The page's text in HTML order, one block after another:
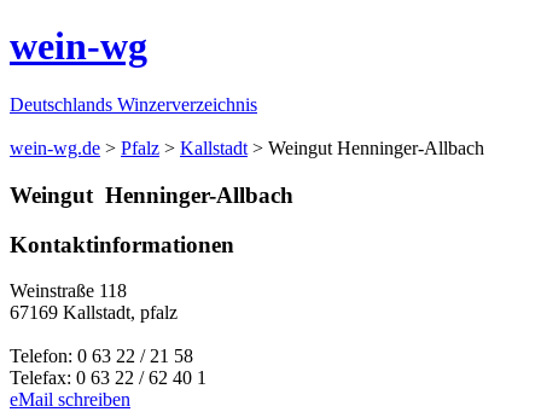
wein-wg
Deutschlands Winzerverzeichnis
wein-wg.de > Pfalz > Kallstadt > Weingut Henninger-Allbach
Weingut Henninger-Allbach
Kontaktinformationen
Weinstraße 118
67169 Kallstadt, pfalz
Telefon: 0 63 22 / 21 58
Telefax: 0 63 22 / 62 40 1
eMail schreiben